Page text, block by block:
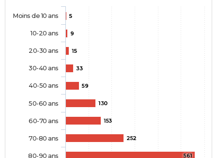
5
9
15
33
59
130
153
252
561
Moins de 10 ans
10-20 ans
20-30 ans
30-40 ans
40-50 ans
50-60 ans
60-70 ans
70-80 ans
80-90 ans